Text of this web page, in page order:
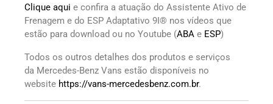
Clique aqui e confira a atuação do Assistente Ativo de
Frenagem e do ESP Adaptativo 9I® nos vídeos que
estão para download ou no Youtube (ABA e ESP)
Todos os outros detalhes dos produtos e serviços
da Mercedes-Benz Vans estão disponíveis no
website https://vans-mercedesbenz.com.br.